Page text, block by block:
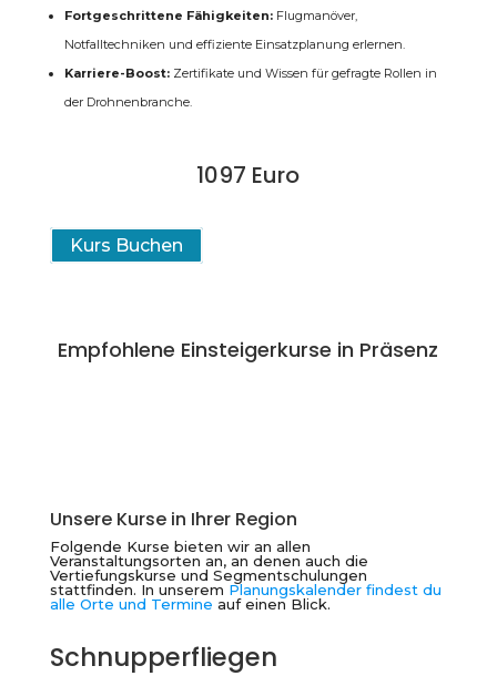
Fortgeschrittene Fähigkeiten:Flugmanöver,
Notfalltechniken und effiziente Einsatzplanung erlernen.
Karriere-Boost:Zertifikate und Wissen für gefragte Rollen in
der Drohnenbranche.
1097 Euro
Kurs Buchen
Empfohlene Einsteigerkurse in Präsenz
Unsere Kurse in Ihrer Region
Folgende Kurse bieten wir an allen
Veranstaltungsorten an, an denen auch die
Vertiefungskurse und Segmentschulungen
stattfinden. In unserem Planungskalender findest du
alle Orte und Termine auf einen Blick.
Schnupperfliegen